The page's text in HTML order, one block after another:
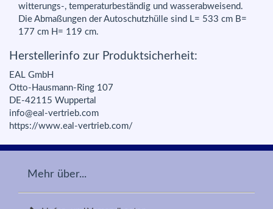
witterungs-, temperaturbeständig und wasserabweisend.
Die Abmaßungen der Autoschutzhülle sind L= 533 cm B=
177 cm H= 119 cm.
Herstellerinfo zur Produktsicherheit:
EAL GmbH
Otto-Hausmann-Ring 107
DE-42115 Wuppertal
info@eal-vertrieb.com
https://www.eal-vertrieb.com/
Mehr über...